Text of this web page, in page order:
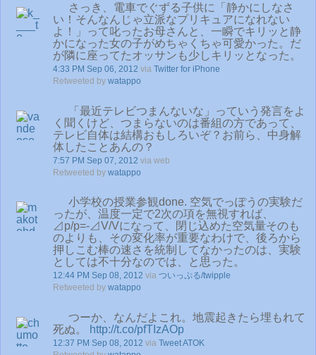
さっき、電車でぐずる子供に「静かにしなさ
い！そんなんじゃ立派なプリキュアになれない
よ！」って叱ったお母さんと、一瞬でキリッと静
かになった女の子がめちゃくちゃ可愛かった。だ
が隣に座ってたオッサンも少しキリッとなった。
4:33 PM Sep 06, 2012 via Twitter for iPhone
Retweeted by watappo
「最近テレビつまんないな」っていう発言をよ
く聞くけど、つまらないのは番組の方であって、
テレビ自体は結構おもしろいぞ？お前ら、中身解
体したことあんの？
7:57 PM Sep 07, 2012 via web
Retweeted by watappo
小学校の授業参観done. 空気でっぽうの実験だ
ったが、温度一定で2次の項を無視すれば、
⊿p/p=-⊿V/Vになって、閉じ込めた空気量そのも
のよりも、その変化率が重要なわけで、後ろから
押しこむ棒の速さを統制してなかったのは、実験
としては不十分なのでは、と思った。
12:44 PM Sep 08, 2012 via ついっぷる/twipple
Retweeted by watappo
つーか、なんだよこれ。地震起きたら埋もれて
死ぬ。
http://t.co/pfTIzAOp
12:37 PM Sep 08, 2012 via Tweet ATOK